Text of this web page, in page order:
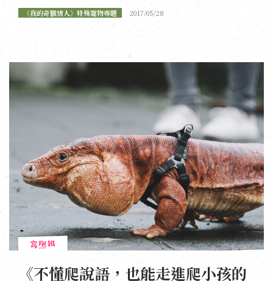
《我的奇獸情人》特殊寵物專題 2017/05/28
《不懂爬說語，也能走進爬小孩的